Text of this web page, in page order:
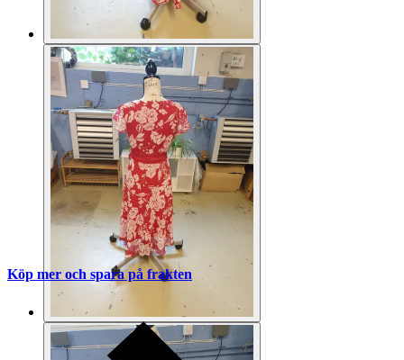
Köp mer och spara på frakten